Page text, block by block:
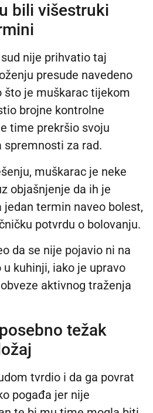
bili višestruki
nije prihvatio taj
presude navedeno
što je muškarac tijekom
brojne kontrolne
time prekršio svoju
spremnosti za rad.
muškarac je neke
objašnjenje da ih je
jedan termin naveo bolest,
potvrdu o bolovanju.
da se nije pojavio ni na
kuhinji, iako je upravo
aktivnog traženja
težak
tvrdio i da ga povrat
pogađa jer nije